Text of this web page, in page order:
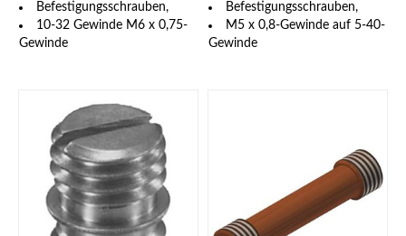
Befestigungsschrauben,
10-32 Gewinde M6 x 0,75-
Gewinde
Befestigungsschrauben,
M5 x 0,8-Gewinde auf 5-40-
Gewinde